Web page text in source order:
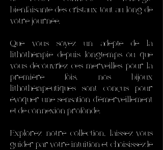
bienfaisante des cristaux tout au long de
votre journée.
Que vous soyez un adepte de la
lithothérapie depuis longtemps ou que
vous découvriez ces merveilles pour la
première fois, nos bijoux
lithothérapeutiques sont conçus pour
évoquer une sensation d'émerveillement
et de connexion profonde.
Explorez notre collection, laissez-vous
guider par votre intuition et choisissez le